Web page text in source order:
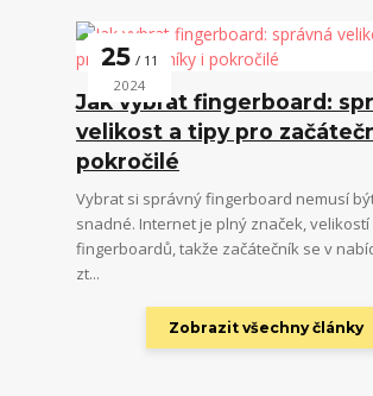
25 11
2024
Jak vybrat fingerboard:
velikost a tipy pro
pokročilé
Vybrat si správný fingerboard nemusí
snadné. Internet je plný značek, velikostí
fingerboardů, takže začátečník se v
zt...
Zobrazit všechny články